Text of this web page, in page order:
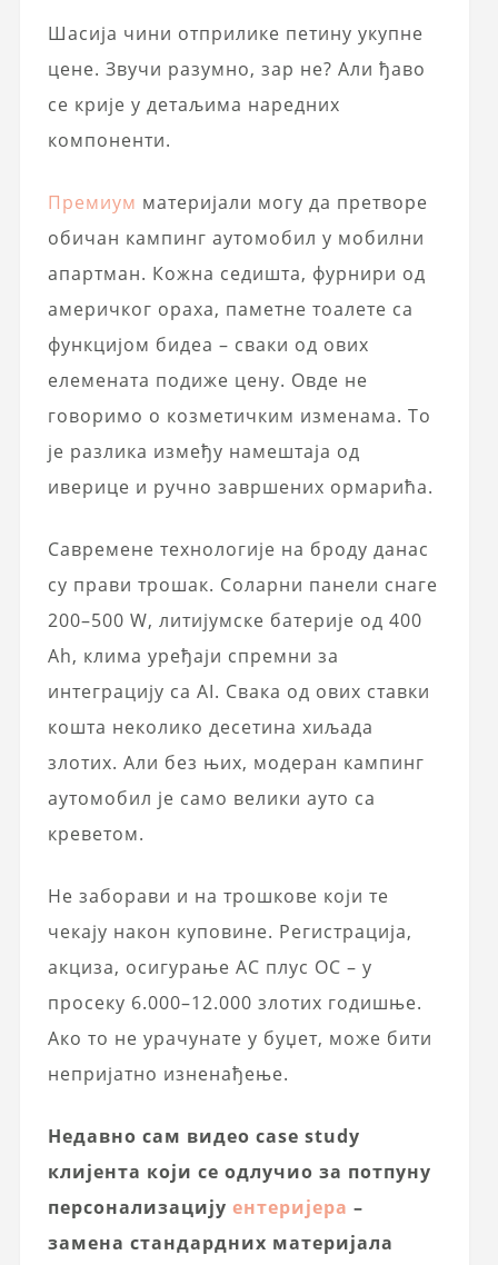
Шасија чини отприлике петину укупне
цене. Звучи разумно, зар не? Али ђаво
се крије у детаљима наредних
компоненти.
Премиум материјали могу да претворе
обичан кампинг аутомобил у мобилни
апартман. Кожна седишта, фурнири од
америчког ораха, паметне тоалете са
функцијом бидеа – сваки од ових
елемената подиже цену. Овде не
говоримо о козметичким изменама. То
је разлика између намештаја од
иверице и ручно завршених ормарића.
Савремене технологије на броду данас
су прави трошак. Соларни панели снаге
200–500 W, литијумске батерије од 400
Ah, клима уређаји спремни за
интеграцију са AI. Свака од ових ставки
кошта неколико десетина хиљада
злотих. Али без њих, модеран кампинг
аутомобил је само велики ауто са
креветом.
Не заборави и на трошкове који те
чекају након куповине. Регистрација,
акциза, осигурање AC плус OC – у
просеку 6.000–12.000 злотих годишње.
Ако то не урачунате у буџет, може бити
непријатно изненађење.
Недавно сам видео case study
клијента који се одлучио за потпуну
персонализацију ентеријера –
замена стандардних материјала